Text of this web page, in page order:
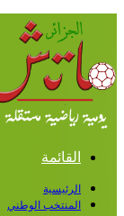
القائمة
الرئيسية
المنتخب الوطني